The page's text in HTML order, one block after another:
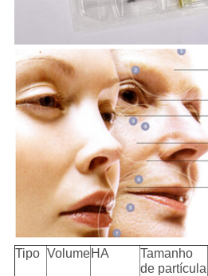
Tipo VolumeHA
Tamanho
de partícula